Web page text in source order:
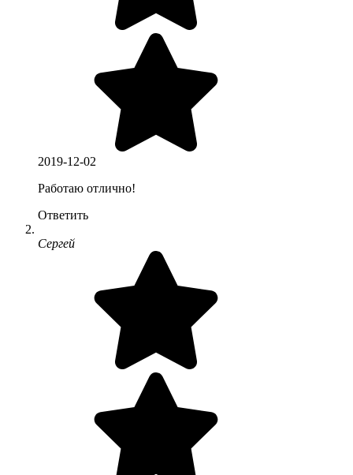
2019-12-02
Работаю отлично!
Ответить
Сергей